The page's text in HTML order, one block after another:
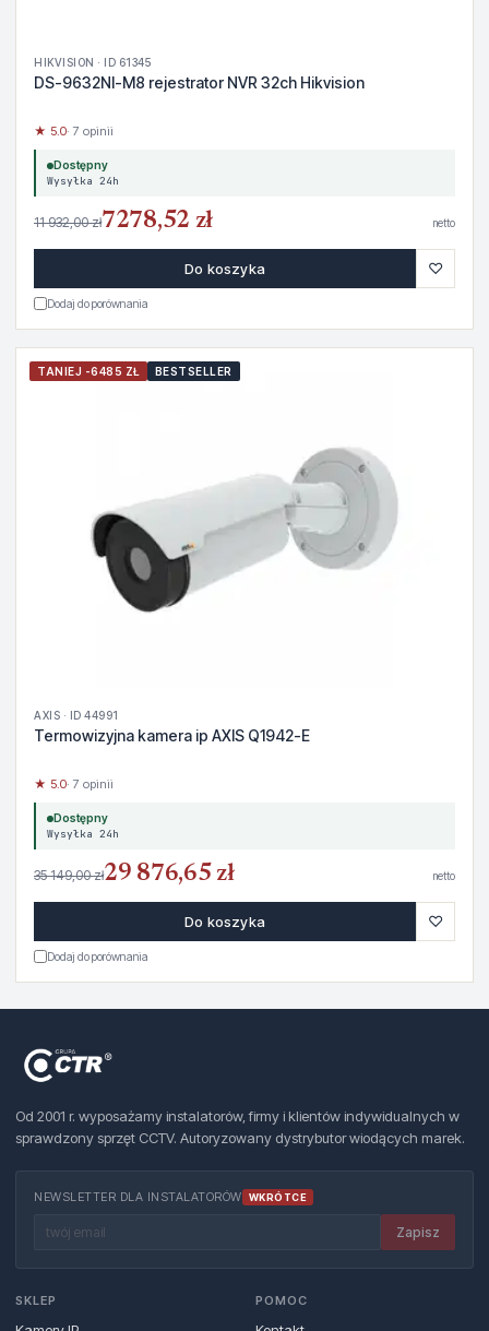
HIKVISION · ID 61345
DS-9632NI-M8 rejestrator NVR 32ch Hikvision
★ 5.0· 7 opinii
Dostępny
Wysyłka 24h
11 932,00 zł7278,52 zł netto
Do koszyka ♡
Dodaj do porównania
TANIEJ -6485 ZŁ BESTSELLER
AXIS · ID 44991
Termowizyjna kamera ip AXIS Q1942-E
★ 5.0· 7 opinii
Dostępny
Wysyłka 24h
35 149,00 zł29 876,65 zł netto
Do koszyka ♡
Dodaj do porównania
Od 2001 r. wyposażamy instalatorów, firmy i klientów indywidualnych w
sprawdzony sprzęt CCTV. Autoryzowany dystrybutor wiodących marek.
NEWSLETTER DLA INSTALATORÓW WKRÓTCE
Zapisz
SKLEP POMOC